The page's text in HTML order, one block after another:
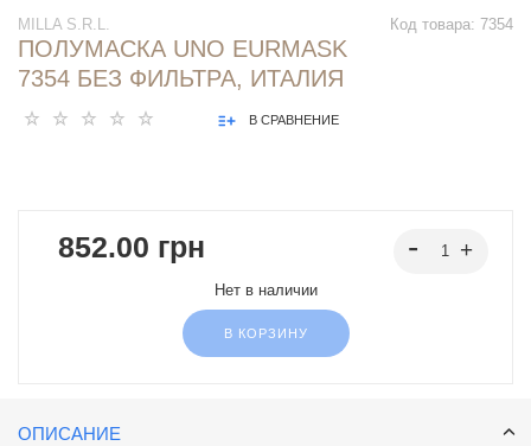
Код товара: 7354
MILLA S.R.L.
ПОЛУМАСКА UNO EURMASK
7354 БЕЗ ФИЛЬТРА, ИТАЛИЯ
В СРАВНЕНИЕ
852.00 грн
Нет в наличии
В КОРЗИНУ
ОПИСАНИЕ